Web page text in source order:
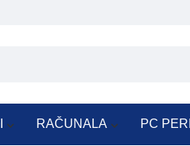
RAČUNALA PC